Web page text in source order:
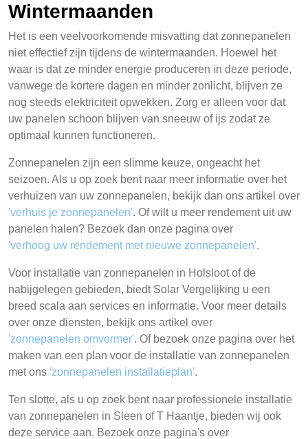
Wintermaanden
Het is een veelvoorkomende misvatting dat zonnepanelen
niet effectief zijn tijdens de wintermaanden. Hoewel het
waar is dat ze minder energie produceren in deze periode,
vanwege de kortere dagen en minder zonlicht, blijven ze
nog steeds elektriciteit opwekken. Zorg er alleen voor dat
uw panelen schoon blijven van sneeuw of ijs zodat ze
optimaal kunnen functioneren.
Zonnepanelen zijn een slimme keuze, ongeacht het
seizoen. Als u op zoek bent naar meer informatie over het
verhuizen van uw zonnepanelen, bekijk dan ons artikel over
'verhuis je zonnepanelen'. Of wilt u meer rendement uit uw
panelen halen? Bezoek dan onze pagina over
'verhoog uw rendement met nieuwe zonnepanelen'.
Voor installatie van zonnepanelen in Holsloot of de
nabijgelegen gebieden, biedt Solar Vergelijking u een
breed scala aan services en informatie. Voor meer details
over onze diensten, bekijk ons artikel over
'zonnepanelen omvormer'. Of bezoek onze pagina over het
maken van een plan voor de installatie van zonnepanelen
met ons 'zonnepanelen installatieplan'.
Ten slotte, als u op zoek bent naar professionele installatie
van zonnepanelen in Sleen of T Haantje, bieden wij ook
deze service aan. Bezoek onze pagina's over